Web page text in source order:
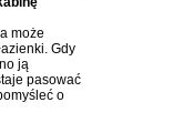
może
Gdy
ją
pasować
o